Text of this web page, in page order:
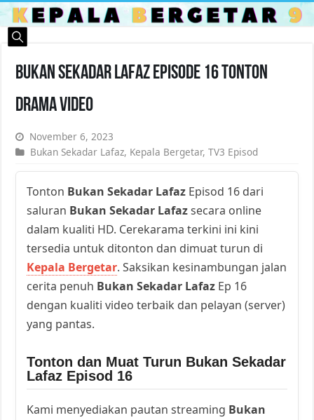
Bukan Sekadar Lafaz Episode 16 Tonton
Drama Video
November 6, 2023
Bukan Sekadar Lafaz, Kepala Bergetar,TV3 Episod
Tonton Bukan Sekadar Lafaz Episod 16 dari
saluran Bukan Sekadar Lafazsecara online
dalam kualiti HD. Cerekarama terkini ini kini
tersedia untuk ditonton dan dimuat turun di
Kepala Bergetar. Saksikan kesinambungan jalan
cerita penuh Bukan Sekadar Lafaz Ep 16
dengan kualiti video terbaik dan pelayan (server)
yang pantas.
Tonton dan Muat Turun Bukan Sekadar
Lafaz Episod 16
Kami menyediakan pautan streaming Bukan